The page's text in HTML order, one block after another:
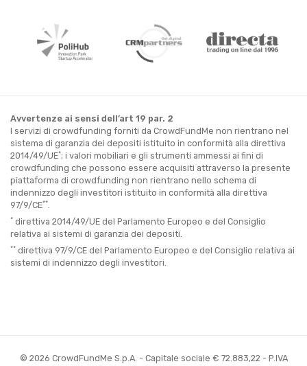
Avvertenze ai sensi dell’art 19 par. 2
I servizi di crowdfunding forniti da CrowdFundMe non rientrano nel
sistema di garanzia dei depositi istituito in conformità alla direttiva
2014/49/UE*; i valori mobiliari e gli strumenti ammessi ai fini di
crowdfunding che possono essere acquisiti attraverso la presente
piattaforma di crowdfunding non rientrano nello schema di
indennizzo degli investitori istituito in conformità alla direttiva
97/9/CE**.
* direttiva 2014/49/UE del Parlamento Europeo e del Consiglio
relativa ai sistemi di garanzia dei depositi.
** direttiva 97/9/CE del Parlamento Europeo e del Consiglio relativa ai
sistemi di indennizzo degli investitori.
© 2026 CrowdFundMe S.p.A. - Capitale sociale € 72.883,22 - P.IVA